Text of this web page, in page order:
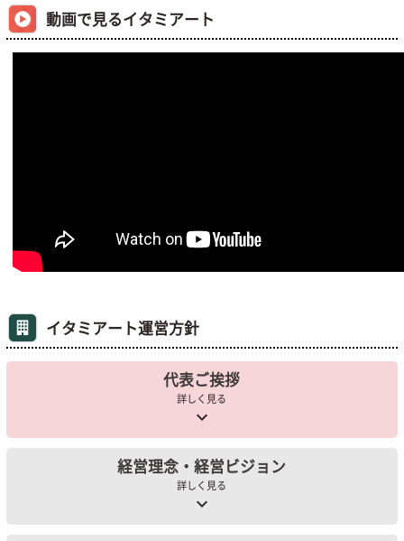
動画で見るイタミアート
イタミアート運営方針
代表ご挨拶
詳しく見る
keyboard_arrow_down
経営理念・経営ビジョン
詳しく見る
keyboard_arrow_down